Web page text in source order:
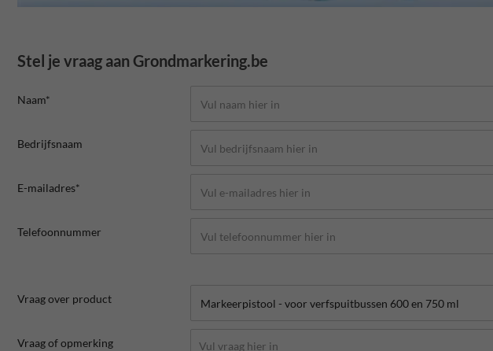
Stel je vraag aan Grondmarkering.be
Naam*
Bedrijfsnaam
E-mailadres*
Telefoonnummer
Vraag over product
Vraag of opmerking